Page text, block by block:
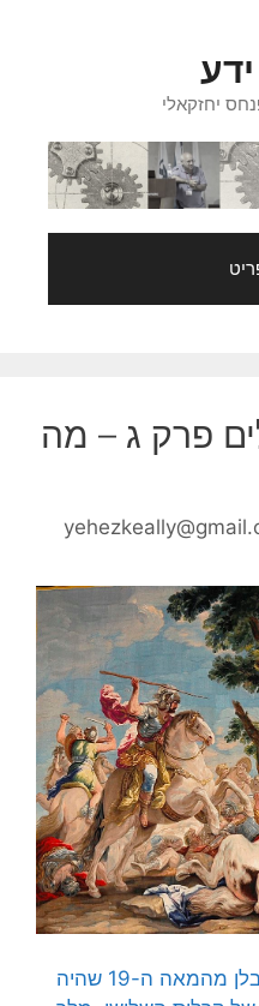
ידע
יחזקאלי
פרק ג – מה
[בתמונה: מות אבשלום. גובלן מהמאה ה-19 שהיה